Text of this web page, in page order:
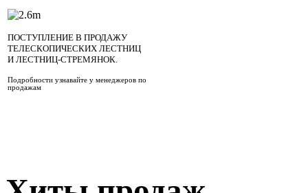
ПОСТУПЛЕНИЕ В ПРОДАЖУ
ТЕЛЕСКОПИЧЕСКИХ ЛЕСТНИЦ
И ЛЕСТНИЦ-СТРЕМЯНОК.
Подробности узнавайте у менеджеров по
продажам